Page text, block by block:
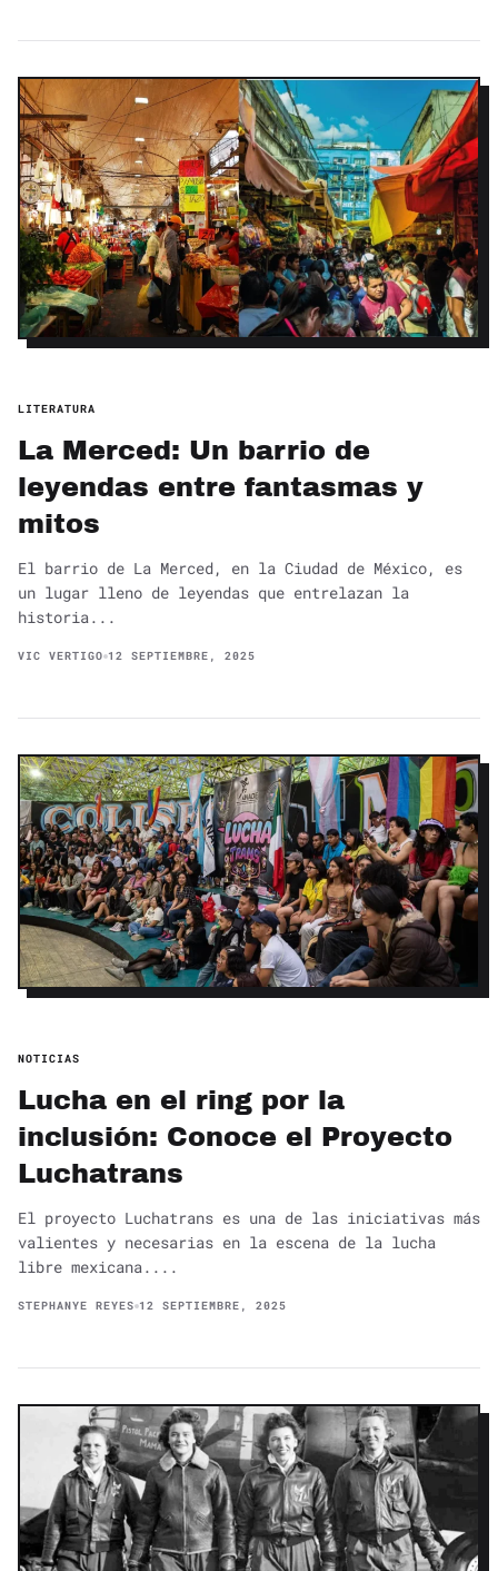
LITERATURA
La Merced: Un barrio de
leyendas entre fantasmas y
mitos
El barrio de La Merced, en la Ciudad de México, es
un lugar lleno de leyendas que entrelazan la
historia...
VIC VERTIGO 12 SEPTIEMBRE, 2025
NOTICIAS
Lucha en el ring por la
inclusión: Conoce el Proyecto
Luchatrans
El proyecto Luchatrans es una de las iniciativas más
valientes y necesarias en la escena de la lucha
libre mexicana....
STEPHANYE REYES 12 SEPTIEMBRE, 2025